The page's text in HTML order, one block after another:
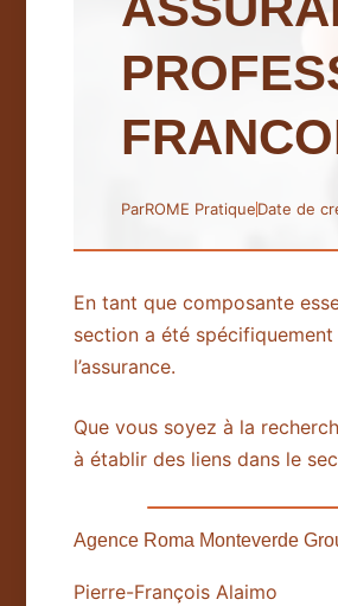
ParROME PratiqueDate de
En tant que composante
section a été
l’assurance.
Que vous soyez à la
à établir des liens dans le
Agence Roma Monteverde
Pierre-François Alaimo